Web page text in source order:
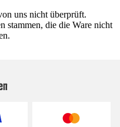
uns nicht überprüft.
stammen, die die Ware nicht